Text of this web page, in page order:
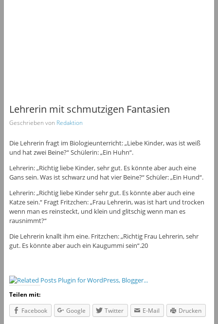
Lehrerin mit schmutzigen Fantasien
Geschrieben von Redaktion
Die Lehrerin fragt im Biologieunterricht: „Liebe Kinder, was ist weiß
und hat zwei Beine?“ Schülerin: „Ein Huhn“.
Lehrerin: „Richtig liebe Kinder, sehr gut. Es könnte aber auch eine
Gans sein. Was ist schwarz und hat vier Beine?“ Schüler: „Ein Hund“.
Lehrerin: „Richtig liebe Kinder sehr gut. Es könnte aber auch eine
Katze sein.“ Fragt Fritzchen: „Frau Lehrerin, was ist hart und trocken
wenn man es reinsteckt, und klein und glitschig wenn man es
rausnimmt?“
Die Lehrerin knallt ihm eine. Fritzchen: „Richtig Frau Lehrerin, sehr
gut. Es könnte aber auch ein Kaugummi sein“.20
Teilen mit:
Facebook
Google Twitter E-Mail Drucken